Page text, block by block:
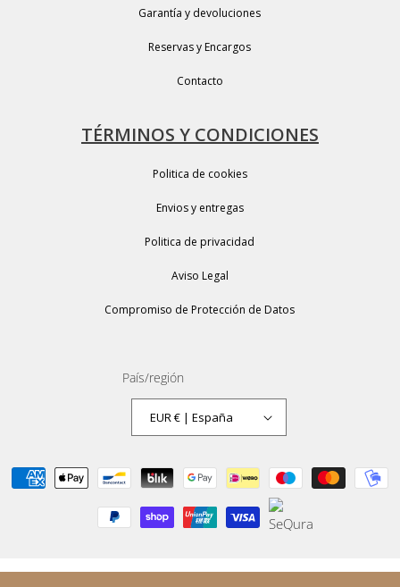
Garantía y devoluciones
Reservas y Encargos
Contacto
TÉRMINOS Y CONDICIONES
Politica de cookies
Envios y entregas
Politica de privacidad
Aviso Legal
Compromiso de Protección de Datos
País/región
EUR € | España
de
pago